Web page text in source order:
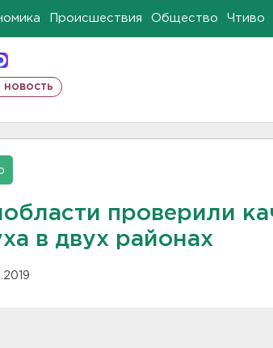
Происшествия Общество Чтиво
новость
проверили
в двух районах